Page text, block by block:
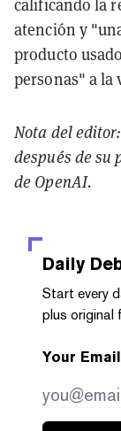
calificando la
atención y
producto
personas" a la
Nota del
después de su
de OpenAI.
Daily
Start every
plus original
Your Email